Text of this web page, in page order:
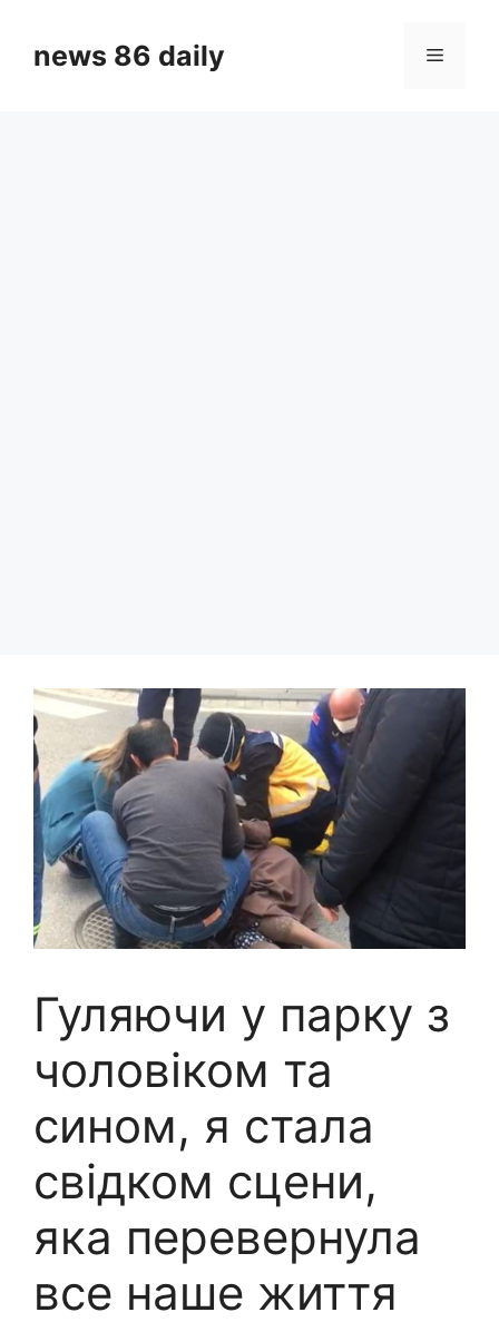
contentnews 86 daily Menu
Гуляючи у парку з
чоловіком та
сином, я стала
свідком сцени,
яка перевернула
все наше життя